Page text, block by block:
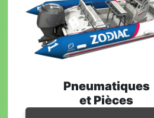
Pneumatiques
et Pièces